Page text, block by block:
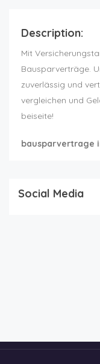
Description:
Mit
Bausparverträge.
zuverlässig und
vergleichen und
beiseite!
bausparvertrage
Social Media